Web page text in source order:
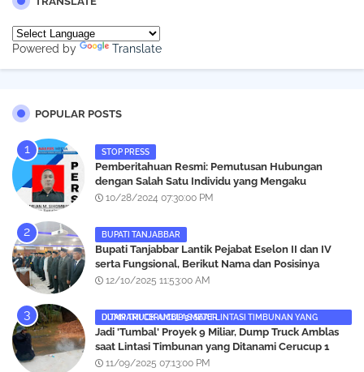
Powered by Translate
POPULAR POSTS
STOP PRESS
Pemberitahuan Resmi: Pemutusan Hubungan
dengan Salah Satu Individu yang Mengaku
Wartawan Analisismedia.com
10/28/2024 07:30:00 PM
BUPATI TANJABBAR
‎Bupati Tanjabbar Lantik Pejabat Eselon II dan IV
serta Fungsional, Berikut Nama dan Posisinya
12/10/2025 11:53:00 AM
DUMP TRUCK AMBLAS SAAT LINTASI TIMBUNAN YANG DITANAMI CERUCUP 3 METER
‎Jadi 'Tumbal' Proyek 9 Miliar, Dump Truck Amblas
saat Lintasi Timbunan yang Ditanami Cerucup 1
Meter
11/09/2025 07:13:00 PM